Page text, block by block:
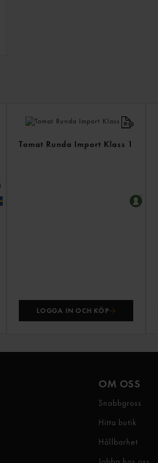
Tomat Runda Import Klass 1
LOGGA IN OCH KÖP
OM OSS
Snabbgross
Hitta butik
Hållbarhet